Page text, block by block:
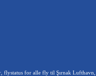
for alle fly til Şırnak Lufthavn,